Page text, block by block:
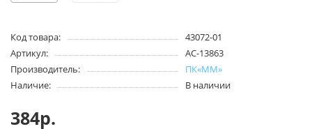
Код товара:
43072-01
Артикул:
AC-13863
Производитель:
ПК«ММ»
Наличие:
В наличии
384р.